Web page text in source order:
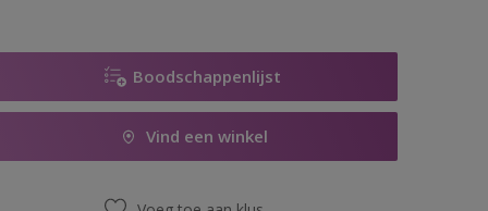
Boodschappenlijst
Vind een winkel